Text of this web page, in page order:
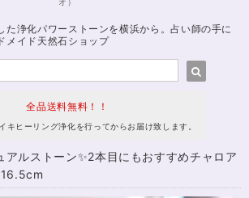
た浄化パワーストーンを横浜から。占い師の手に
メイド天然石ショップ
全品送料無料！！
キヒーリング浄化を行ってからお届け致します。
アルストーン✨2本目にもおすすめチャロア